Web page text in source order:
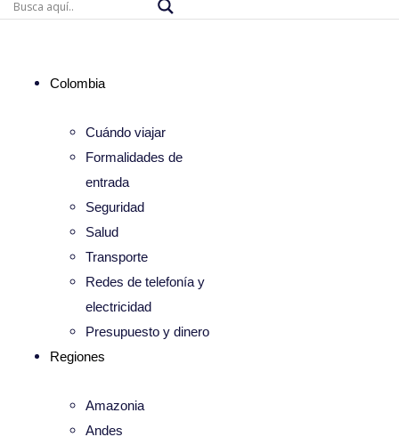
Colombia
Cuándo viajar
Formalidades de
entrada
Seguridad
Salud
Transporte
Redes de telefonía y
electricidad
Presupuesto y dinero
Regiones
Amazonia
Andes